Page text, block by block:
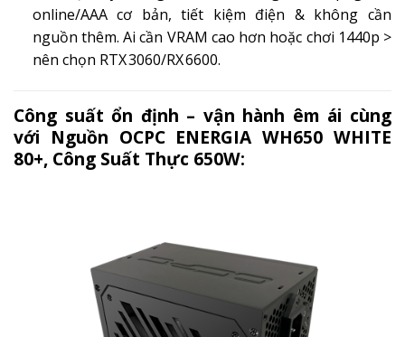
online/AAA cơ bản, tiết kiệm điện & không cần
nguồn thêm. Ai cần VRAM cao hơn hoặc chơi 1440p >
nên chọn RTX 3060/RX 6600.
Công suất ổn định – vận hành êm ái cùng
với Nguồn OCPC ENERGIA WH650 WHITE
80+, Công Suất Thực 650W: